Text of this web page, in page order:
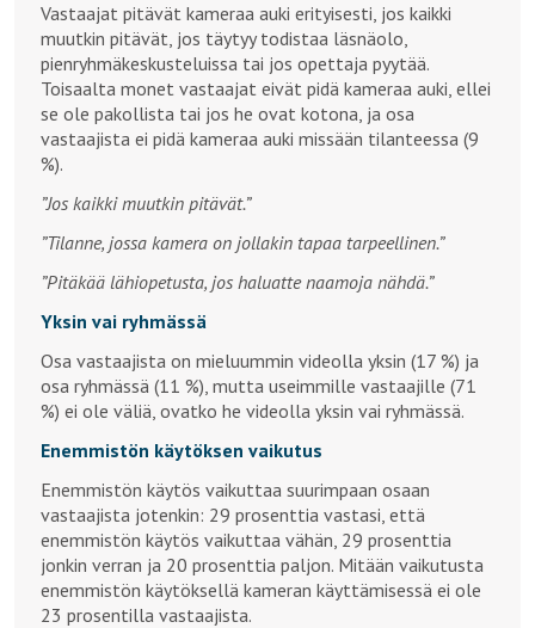
Vastaajat pitävät kameraa auki erityisesti, jos kaikki
muutkin pitävät, jos täytyy todistaa läsnäolo,
pienryhmäkeskusteluissa tai jos opettaja pyytää.
Toisaalta monet vastaajat eivät pidä kameraa auki, ellei
se ole pakollista tai jos he ovat kotona, ja osa
vastaajista ei pidä kameraa auki missään tilanteessa (9
%).
”Jos kaikki muutkin pitävät.”
”Tilanne, jossa kamera on jollakin tapaa tarpeellinen.”
”Pitäkää lähiopetusta, jos haluatte naamoja nähdä.”
Yksin vai ryhmässä
Osa vastaajista on mieluummin videolla yksin (17 %) ja
osa ryhmässä (11 %), mutta useimmille vastaajille (71
%) ei ole väliä, ovatko he videolla yksin vai ryhmässä.
Enemmistön käytöksen vaikutus
Enemmistön käytös vaikuttaa suurimpaan osaan
vastaajista jotenkin: 29 prosenttia vastasi, että
enemmistön käytös vaikuttaa vähän, 29 prosenttia
jonkin verran ja 20 prosenttia paljon. Mitään vaikutusta
enemmistön käytöksellä kameran käyttämisessä ei ole
23 prosentilla vastaajista.